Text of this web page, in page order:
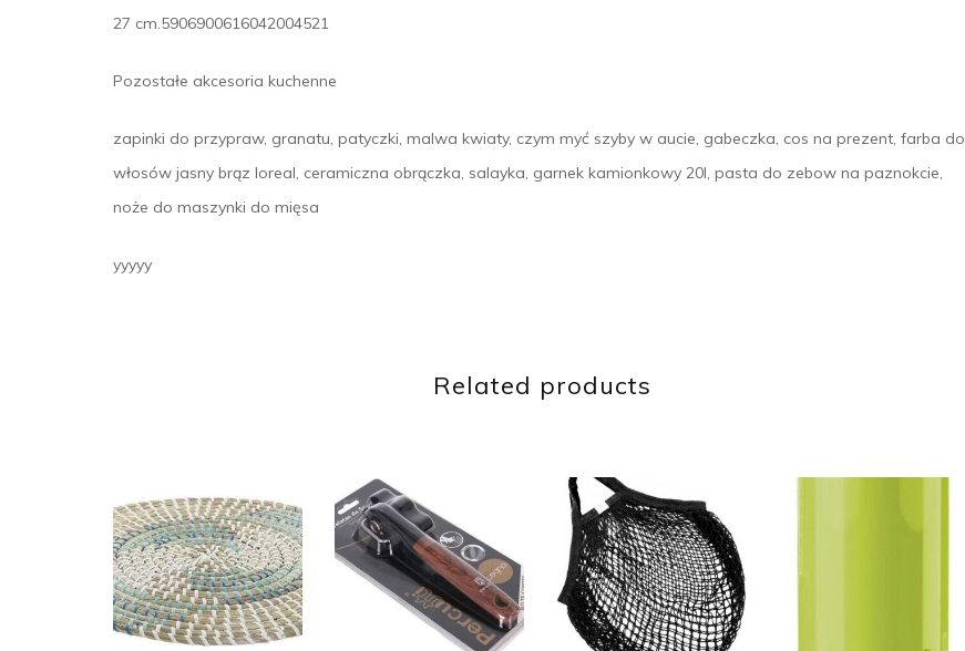
27 cm.5906900616042004521
Pozostałe akcesoria kuchenne
zapinki do przypraw, granatu, patyczki, malwa kwiaty, czym myć szyby w aucie, gabeczka, cos na prezent, farba do
włosów jasny brąz loreal, ceramiczna obrączka, salayka, garnek kamionkowy 20l, pasta do zebow na paznokcie,
noże do maszynki do mięsa
yyyyy
Related products